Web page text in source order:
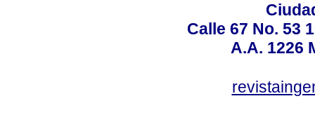
Calle 67 No. 53
A.A. 1226